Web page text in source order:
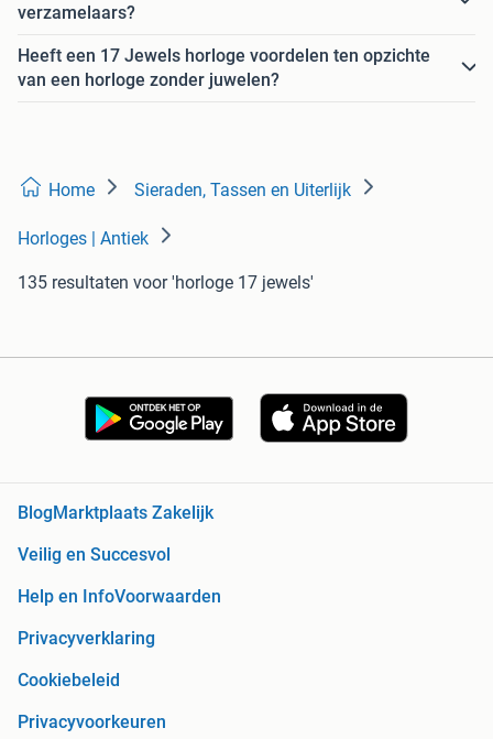
verzamelaars?
Heeft een 17 Jewels horloge voordelen ten opzichte
van een horloge zonder juwelen?
Home Sieraden, Tassen en Uiterlijk
Horloges | Antiek
135 resultaten voor 'horloge 17 jewels'
BlogMarktplaats Zakelijk
Veilig en Succesvol
Help en InfoVoorwaarden
Privacyverklaring
Cookiebeleid
Privacyvoorkeuren